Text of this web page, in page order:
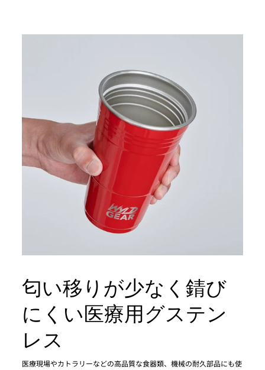
匂い移りが少なく錆び
にくい医療用グステン
レス
医療現場やカトラリーなどの高品質な食器類、機械の耐久部品にも使